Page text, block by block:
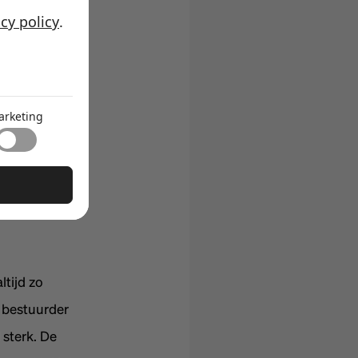
policy.
over het
Patrick
Dat
zo
De